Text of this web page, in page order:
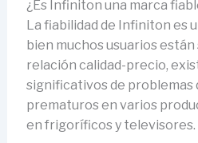
¿Es Infiniton una marca
La fiabilidad de Infiniton es
bien muchos usuarios
relación calidad-precio,
significativos de problemas
prematuros en varios
en frigoríficos y televisores.